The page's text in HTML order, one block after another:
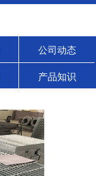
公司动态
产品知识